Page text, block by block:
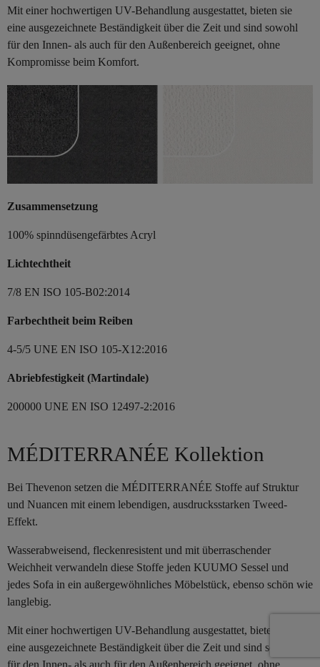
Mit einer hochwertigen UV-Behandlung ausgestattet, bieten sie
eine ausgezeichnete Beständigkeit über die Zeit und sind sowohl
für den Innen- als auch für den Außenbereich geeignet, ohne
Kompromisse beim Komfort.
Zusammensetzung
100% spinndüsengefärbtes Acryl
Lichtechtheit
7/8 EN ISO 105-B02:2014
Farbechtheit beim Reiben
4-5/5 UNE EN ISO 105-X12:2016
Abriebfestigkeit (Martindale)
200000 UNE EN ISO 12497-2:2016
MÉDITERRANÉE Kollektion
Bei Thevenon setzen die MÉDITERRANÉE Stoffe auf Struktur
und Nuancen mit einem lebendigen, ausdrucksstarken Tweed-
Effekt.
Wasserabweisend, fleckenresistent und mit überraschender
Weichheit verwandeln diese Stoffe jeden KUUMO Sessel und
jedes Sofa in ein außergewöhnliches Möbelstück, ebenso schön wie
langlebig.
Mit einer hochwertigen UV-Behandlung ausgestattet, bieten sie
eine ausgezeichnete Beständigkeit über die Zeit und sind sowohl